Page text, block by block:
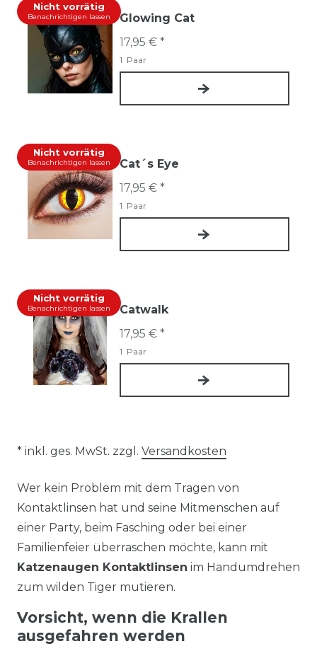
Nicht vorrätig
Benachrichtigen lassen
Glowing Cat
17,95 € *
1 Paar
Nicht vorrätig
Benachrichtigen lassen
Cat´s Eye
17,95 € *
1 Paar
Nicht vorrätig
Benachrichtigen lassen
Catwalk
17,95 € *
1 Paar
* inkl. ges. MwSt. zzgl. Versandkosten
Wer kein Problem mit dem Tragen von
Kontaktlinsen hat und seine Mitmenschen auf
einer Party, beim Fasching oder bei einer
Familienfeier überraschen möchte, kann mit
Katzenaugen Kontaktlinsen im Handumdrehen
zum wilden Tiger mutieren.
Vorsicht, wenn die Krallen
ausgefahren werden